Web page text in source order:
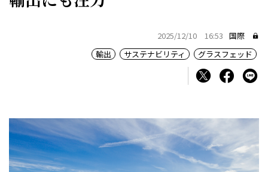
2025/12/10 16:53 国際
輸出
サステナビリティ グラスフェッド